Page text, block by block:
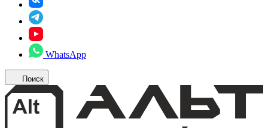
WhatsApp
Поиск